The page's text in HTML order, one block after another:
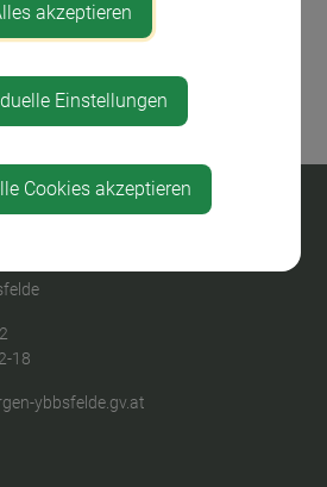
Eckert
18
ybbsfelde.gv.at
akzeptieren
Einstellungen
Cookies akzeptieren